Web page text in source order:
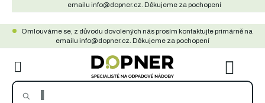
obsah
emailu info@dopner.cz. Děkujeme za pochopení
Omlouváme se, z důvodu dovolených nás prosím kontaktujte primárně na
emailu info@dopner.cz. Děkujeme za pochopení
KOŠÍK